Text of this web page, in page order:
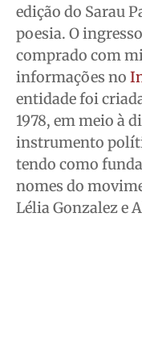
edição do Sarau
poesia. O
comprado com
informações no
entidade foi
1978, em meio à
instrumento
tendo como
nomes do
Lélia Gonzalez e